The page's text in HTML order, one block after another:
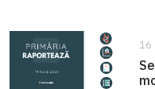
16